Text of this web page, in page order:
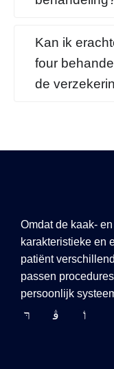
Kan ik
four
de
Omdat de kaak-
karakteristieke en
patiënt
passen
persoonlijk